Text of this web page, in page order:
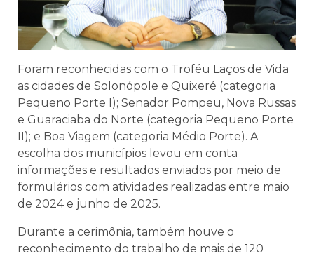
Foram reconhecidas com o Troféu Laços de Vida
as cidades de Solonópole e Quixeré (categoria
Pequeno Porte I); Senador Pompeu, Nova Russas
e Guaraciaba do Norte (categoria Pequeno Porte
II); e Boa Viagem (categoria Médio Porte). A
escolha dos municípios levou em conta
informações e resultados enviados por meio de
formulários com atividades realizadas entre maio
de 2024 e junho de 2025.
Durante a cerimônia, também houve o
reconhecimento do trabalho de mais de 120